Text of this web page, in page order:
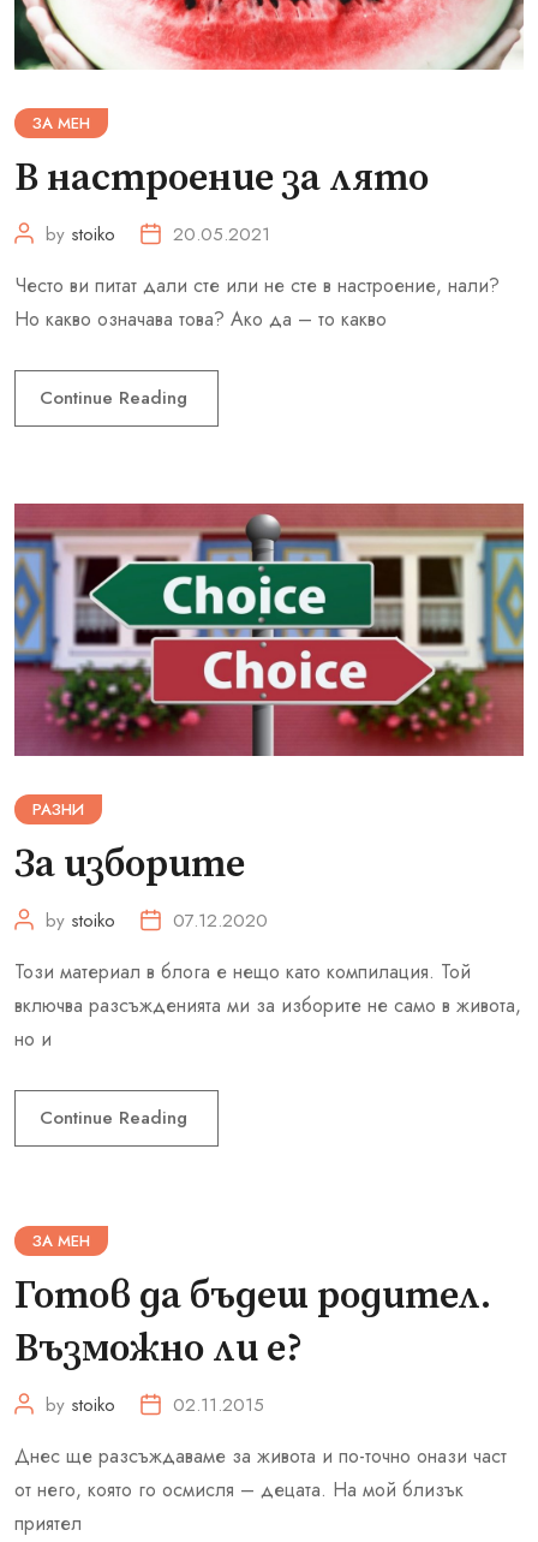
ЗА МЕН
В настроение за лято
by stoiko 20.05.2021
Често ви питат дали сте или не сте в настроение, нали?
Но какво означава това? Ако да – то какво
Continue Reading
РАЗНИ
За изборите
by stoiko 07.12.2020
Този материал в блога е нещо като компилация. Той
включва разсъжденията ми за изборите не само в живота,
но и
Continue Reading
ЗА МЕН
Готов да бъдеш родител.
Възможно ли е?
by stoiko 02.11.2015
Днес ще разсъждаваме за живота и по-точно онази част
от него, която го осмисля – децата. На мой близък
приятел